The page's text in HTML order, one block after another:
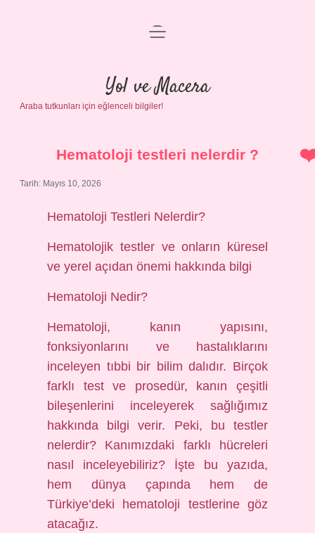
Anasayfa
Gizlilik Politikası
Yasal Uyarı
menüyü
Yol ve Macera
Araba tutkunları için eğlenceli bilgiler!
Hematoloji testleri nelerdir ?
Tarih: Mayıs 10, 2026
Hematoloji Testleri Nelerdir?
Hematolojik testler ve onların küresel
ve yerel açıdan önemi hakkında bilgi
Hematoloji Nedir?
Hematoloji, kanın yapısını,
fonksiyonlarını ve hastalıklarını
inceleyen tıbbi bir bilim dalıdır. Birçok
farklı test ve prosedür, kanın çeşitli
bileşenlerini inceleyerek sağlığımız
hakkında bilgi verir. Peki, bu testler
nelerdir? Kanımızdaki farklı hücreleri
nasıl inceleyebiliriz? İşte bu yazıda,
hem dünya çapında hem de
Türkiye’deki hematoloji testlerine göz
atacağız.